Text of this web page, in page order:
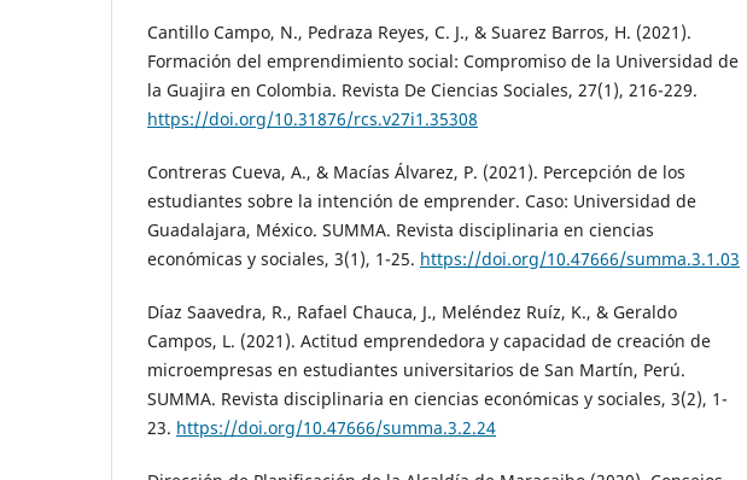
Cantillo Campo, N., Pedraza Reyes, C. J., & Suarez Barros, H. (2021).
Formación del emprendimiento social: Compromiso de la Universidad de
la Guajira en Colombia. Revista De Ciencias Sociales, 27(1), 216-229.
https://doi.org/10.31876/rcs.v27i1.35308
Contreras Cueva, A., & Macías Álvarez, P. (2021). Percepción de los
estudiantes sobre la intención de emprender. Caso: Universidad de
Guadalajara, México. SUMMA. Revista disciplinaria en ciencias
económicas y sociales, 3(1), 1-25. https://doi.org/10.47666/summa.3.1.03
Díaz Saavedra, R., Rafael Chauca, J., Meléndez Ruíz, K., & Geraldo
Campos, L. (2021). Actitud emprendedora y capacidad de creación de
microempresas en estudiantes universitarios de San Martín, Perú.
SUMMA. Revista disciplinaria en ciencias económicas y sociales, 3(2), 1-
23. https://doi.org/10.47666/summa.3.2.24